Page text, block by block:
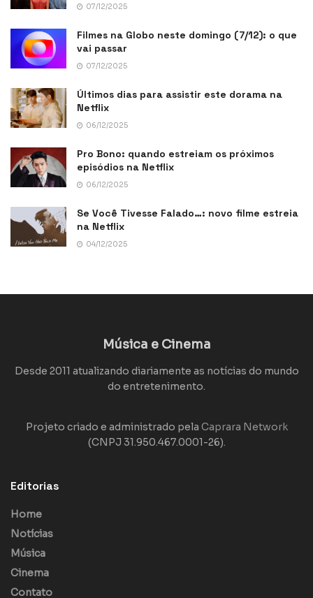
07/12/2025
Filmes na Globo neste domingo (7/12): o que
vai passar
07/12/2025
Últimos dias para assistir este dorama na
Netflix
06/12/2025
Pro Bono: quando estreiam os próximos
episódios na Netflix
06/12/2025
Se Você Tivesse Falado…: novo filme estreia
na Netflix
04/12/2025
Música e Cinema
Desde 2011 atualizando diariamente as notícias do mundo
do entretenimento.
Projeto criado e administrado pela Caprara Network
(CNPJ 31.950.467.0001-26).
Editorias
Home
Notícias
Música
Cinema
Contato